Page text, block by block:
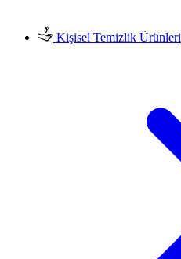
Kişisel Temizlik Ürünleri